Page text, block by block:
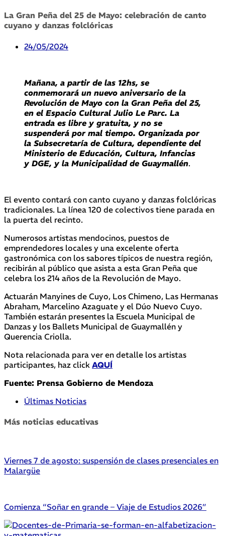
La Gran Peña del 25 de Mayo: celebración de canto
cuyano y danzas folclóricas
24/05/2024
Mañana, a partir de las 12hs, se
conmemorará un nuevo aniversario de la
Revolución de Mayo con la Gran Peña del 25,
en el Espacio Cultural Julio Le Parc. La
entrada es libre y gratuita, y no se
suspenderá por mal tiempo. Organizada por
la Subsecretaría de Cultura, dependiente del
Ministerio de Educación, Cultura, Infancias
y DGE, y la Municipalidad de Guaymallén.
El evento contará con canto cuyano y danzas folclóricas
tradicionales. La línea 120 de colectivos tiene parada en
la puerta del recinto.
Numerosos artistas mendocinos, puestos de
emprendedores locales y una excelente oferta
gastronómica con los sabores típicos de nuestra región,
recibirán al público que asista a esta Gran Peña que
celebra los 214 años de la Revolución de Mayo.
Actuarán Manyines de Cuyo, Los Chimeno, Las Hermanas
Abraham, Marcelino Azaguate y el Dúo Nuevo Cuyo.
También estarán presentes la Escuela Municipal de
Danzas y los Ballets Municipal de Guaymallén y
Querencia Criolla.
Nota relacionada para ver en detalle los artistas
participantes, haz click AQUÍ
Fuente: Prensa Gobierno de Mendoza
Últimas Noticias
Más noticias educativas
Viernes 7 de agosto: suspensión de clases presenciales en
Malargüe
Comienza “Soñar en grande – Viaje de Estudios 2026”